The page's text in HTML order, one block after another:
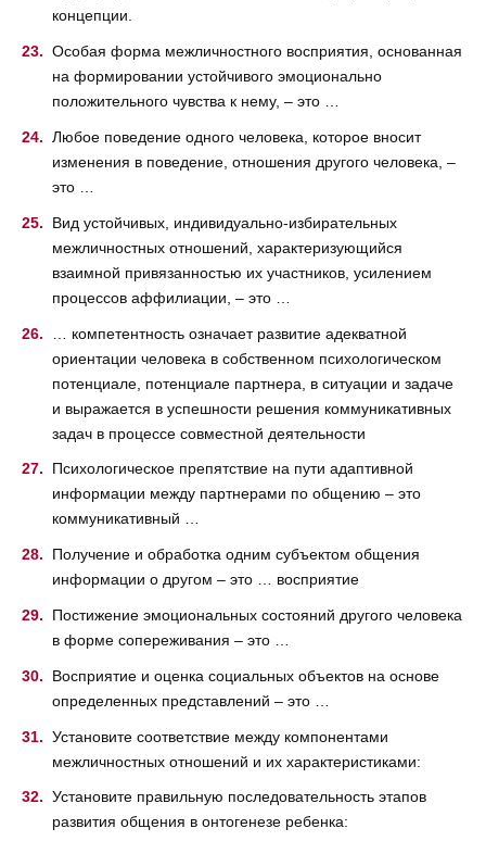
концепции.
Особая форма межличностного восприятия, основанная
на формировании устойчивого эмоционально
положительного чувства к нему, – это …
Любое поведение одного человека, которое вносит
изменения в поведение, отношения другого человека, –
это …
Вид устойчивых, индивидуально-избирательных
межличностных отношений, характеризующийся
взаимной привязанностью их участников, усилением
процессов аффилиации, – это …
… компетентность означает развитие адекватной
ориентации человека в собственном психологическом
потенциале, потенциале партнера, в ситуации и задаче
и выражается в успешности решения коммуникативных
задач в процессе совместной деятельности
Психологическое препятствие на пути адаптивной
информации между партнерами по общению – это
коммуникативный …
Получение и обработка одним субъектом общения
информации о другом – это … восприятие
Постижение эмоциональных состояний другого человека
в форме сопереживания – это …
Восприятие и оценка социальных объектов на основе
определенных представлений – это …
Установите соответствие между компонентами
межличностных отношений и их характеристиками:
Установите правильную последовательность этапов
развития общения в онтогенезе ребенка: